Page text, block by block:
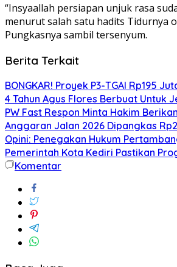
“Insyaallah persiapan unjuk rasa
menurut salah satu hadits Tidurnya
Pungkasnya sambil tersenyum.
Berita Terkait
BONGKAR! Proyek P3-TGAI Rp195
4 Tahun Agus Flores Berbuat Untuk
PW Fast Respon Minta Hakim
Anggaran Jalan 2026 Dipangkas
Opini: Penegakan Hukum
Pemerintah Kota Kediri Pastikan
Komentar